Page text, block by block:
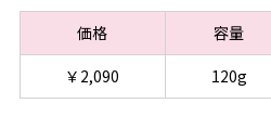
価格 容量
￥2,090
120g